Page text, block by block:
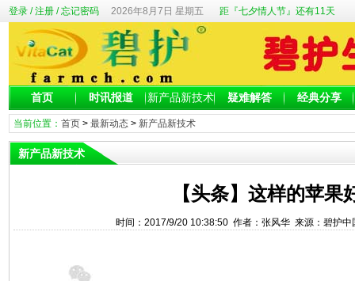
登录/注册/忘记密码 2026年8月7日 星期五 距『七夕情人节』还有11天
首页 时讯报道 新产品新技术 疑难解答 经典分享
当前位置： 首页> 最新动态> 新产品新技术
新产品新技术
【头条】这样的苹果
时间：2017/9/20 10:38:50 作者：张风华 来源：碧护